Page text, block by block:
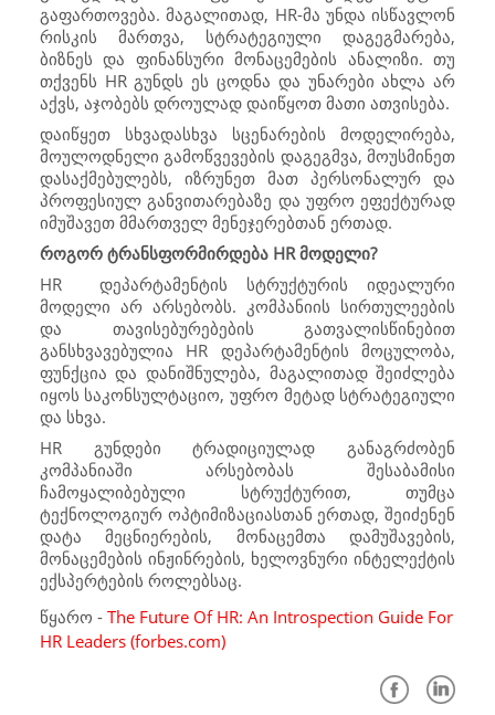
გაფართოვება. მაგალითად, HR-მა უნდა ისწავლონ
რისკის მართვა, სტრატეგიული დაგეგმარება,
ბიზნეს და ფინანსური მონაცემების ანალიზი. თუ
თქვენს HRგუნდს ეს ცოდნა და უნარები ახლა არ
აქვს, აჯობებს დროულად დაიწყოთ მათი ათვისება.
დაიწყეთ სხვადასხვა სცენარების მოდელირება,
მოულოდნელი გამოწვევების დაგეგმვა, მოუსმინეთ
დასაქმებულებს, იზრუნეთ მათ პერსონალურ და
პროფესიულ განვითარებაზე და უფრო ეფექტურად
იმუშავეთ მმართველ მენეჯერებთან ერთად.
როგორ ტრანსფორმირდება HR მოდელი?
HR დეპარტამენტის სტრუქტურის იდეალური
მოდელი არ არსებობს. კომპანიის სირთულეების
და თავისებურებების გათვალისწინებით
განსხვავებულია HR დეპარტამენტის მოცულობა,
ფუნქცია და დანიშნულება, მაგალითად შეიძლება
იყოს საკონსულტაციო, უფრო მეტად სტრატეგიული
და სხვა.
HR გუნდები ტრადიციულად განაგრძობენ
კომპანიაში არსებობას შესაბამისი
ჩამოყალიბებული სტრუქტურით, თუმცა
ტექნოლოგიურ ოპტიმიზაციასთან ერთად, შეიძენენ
დატა მეცნიერების, მონაცემთა დამუშავების,
მონაცემების ინჟინრების, ხელოვნური ინტელექტის
ექსპერტების როლებსაც.
წყარო - The Future Of HR: An Introspection Guide For
HR Leaders (forbes.com)